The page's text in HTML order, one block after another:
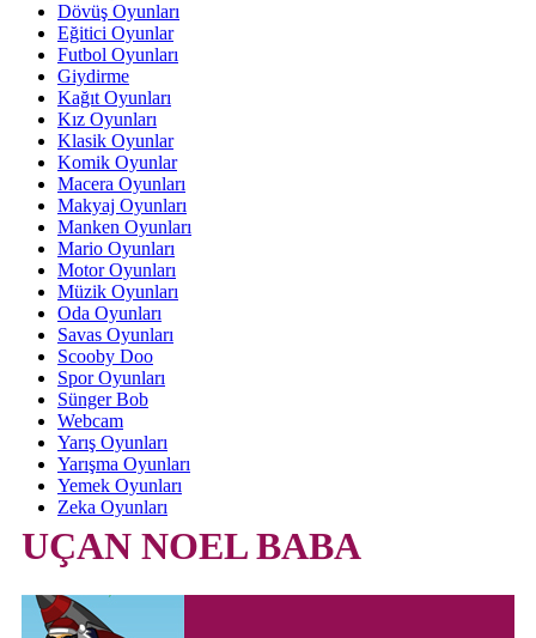
Dövüş Oyunları
Eğitici Oyunlar
Futbol Oyunları
Giydirme
Kağıt Oyunları
Kız Oyunları
Klasik Oyunlar
Komik Oyunlar
Macera Oyunları
Makyaj Oyunları
Manken Oyunları
Mario Oyunları
Motor Oyunları
Müzik Oyunları
Oda Oyunları
Savas Oyunları
Scooby Doo
Spor Oyunları
Sünger Bob
Webcam
Yarış Oyunları
Yarışma Oyunları
Yemek Oyunları
Zeka Oyunları
UÇAN NOEL BABA